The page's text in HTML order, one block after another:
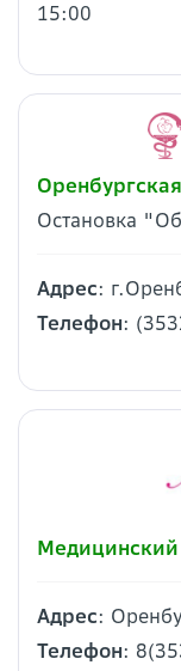
15:00
Остановка
Адрес:
Телефон:
Медицинский
Адрес:
Телефон: